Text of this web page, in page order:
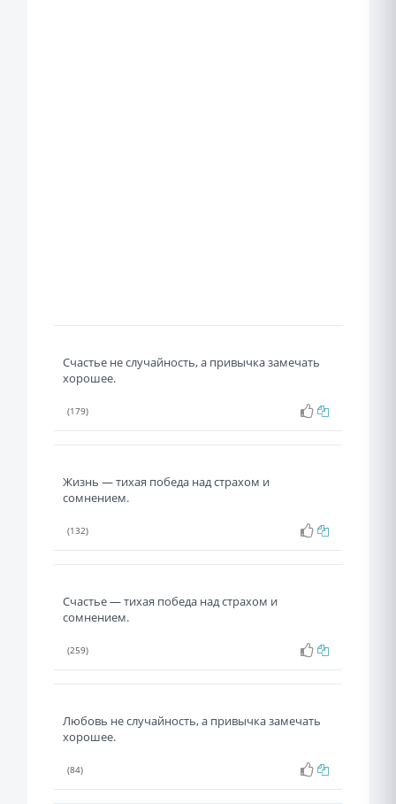
Счастье не случайность, а привычка замечать
хорошее.
(179)
Жизнь — тихая победа над страхом и
сомнением.
(132)
Счастье — тихая победа над страхом и
сомнением.
(259)
Любовь не случайность, а привычка замечать
хорошее.
(84)